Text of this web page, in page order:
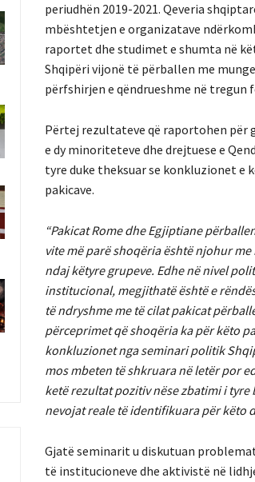
periudhën 2019-2021. Qeveria
mbështetjen e organizatave
raportet dhe studimet e shumta në
Shqipëri vijonë të përballen me
përfshirjen e qëndrueshme në
Përtej rezultateve që raportohen për
e dy minoriteteve dhe drejtuese e
tyre duke theksuar se konkluzionet e
pakicave.
“Pakicat Rome dhe Egjiptiane
vite më parë shoqëria është njohur
ndaj këtyre grupeve. Edhe në nivel
institucional, megjithatë është e
të ndryshme me të cilat pakicat
përceprimet që shoqëria ka për këto
konkluzionet nga seminari politik
mos mbeten të shkruara në letër por
ketë rezultat pozitiv nëse zbatimi i
nevojat reale të identifikuara për këto
Gjatë seminarit u diskutuan
të institucioneve dhe aktivistë në